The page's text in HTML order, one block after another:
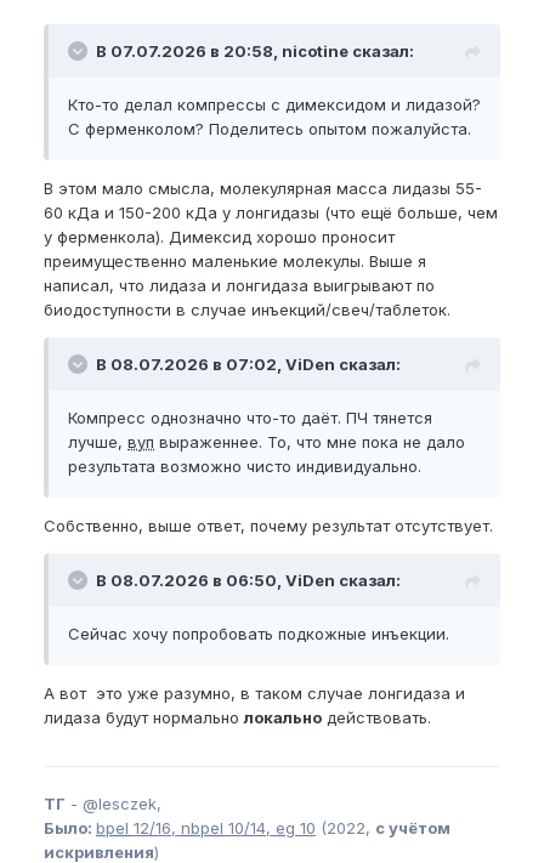
В 07.07.2026 в 20:58, nicotine сказал:
Кто-то делал компрессы с димексидом и лидазой?
С ферменколом? Поделитесь опытом пожалуйста.
В этом мало смысла, молекулярная масса лидазы 55-
60 кДа и 150-200 кДа у лонгидазы (что ещё больше, чем
у ферменкола). Димексид хорошо проносит
преимущественно маленькие молекулы. Выше я
написал, что лидаза и лонгидаза выигрывают по
биодоступности в случае инъекций/свеч/таблеток.
В 08.07.2026 в 07:02, ViDen сказал:
Компресс однозначно что-то даёт. ПЧ тянется
лучше, вуп выраженнее. То, что мне пока не дало
результата возможно чисто индивидуально.
Собственно, выше ответ, почему результат отсутствует.
В 08.07.2026 в 06:50, ViDen сказал:
Сейчас хочу попробовать подкожные инъекции.
А вот это уже разумно, в таком случае лонгидаза и
лидаза будут нормальнолокально действовать.
ТГ - @lesczek,
Было: bpel 12/16, nbpel 10/14, eg 10 (2022, с учётом
искривления)